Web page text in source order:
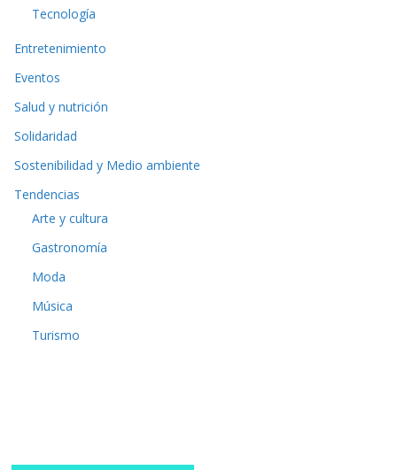
Tecnología
Entretenimiento
Eventos
Salud y nutrición
Solidaridad
Sostenibilidad y Medio ambiente
Tendencias
Arte y cultura
Gastronomía
Moda
Música
Turismo